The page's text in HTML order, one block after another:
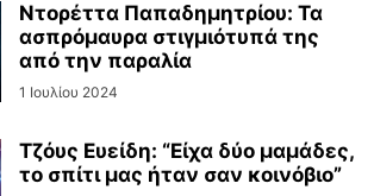
Ντορέττα Παπαδημητρίου: Τα
ασπρόμαυρα στιγμιότυπά της
από την παραλία
1 Ιουλίου 2024
Τζόυς Ευείδη: “Είχα δύο μαμάδες,
το σπίτι μας ήταν σαν κοινόβιο”